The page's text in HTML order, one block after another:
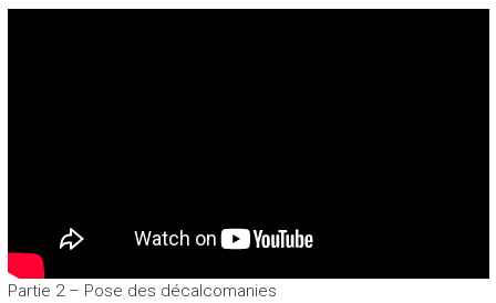
Partie 2 – Pose des décalcomanies